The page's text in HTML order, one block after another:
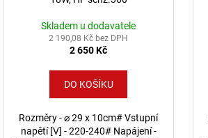
Skladem u dodavatele
2 190,08 Kč bez DPH
2 650 Kč
DO KOŠÍKU
Rozměry - ⌀ 29 x 10cm# Vstupní
napětí [V] - 220-240# Napájení -